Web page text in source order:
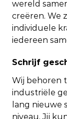
wereld
creëren. We
individuele
iedereen
Schrijf
Wij behoren
industriële
lang nieuwe
niveau. Jij